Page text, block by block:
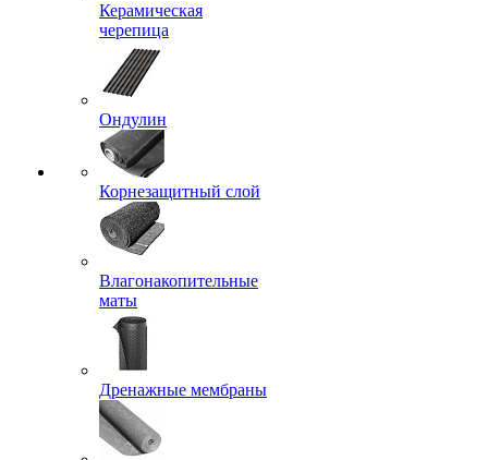
Керамическая
черепица
Ондулин
Корнезащитный слой
Влагонакопительные
маты
Дренажные мембраны